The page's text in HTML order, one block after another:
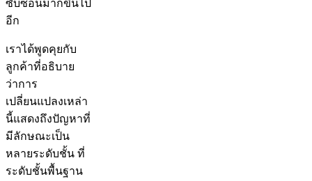
ซับซ้อนมากขึ้นไป
อีก
เราได้พูดคุยกับ
ลูกค้าที่อธิบาย
ว่าการ
เปลี่ยนแปลงเหล่า
นี้แสดงถึงปัญหาที่
มีลักษณะเป็น
หลายระดับชั้น ที่
ระดับชั้นพื้นฐาน